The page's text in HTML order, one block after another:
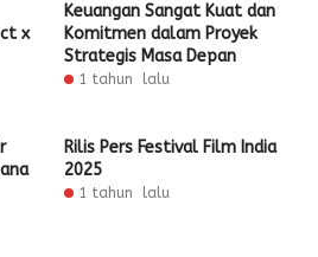
x
Keuangan Sangat Kuat dan
Komitmen dalam Proyek
Strategis Masa Depan
1 tahun lalu
Rilis Pers Festival Film India
2025
1 tahun lalu